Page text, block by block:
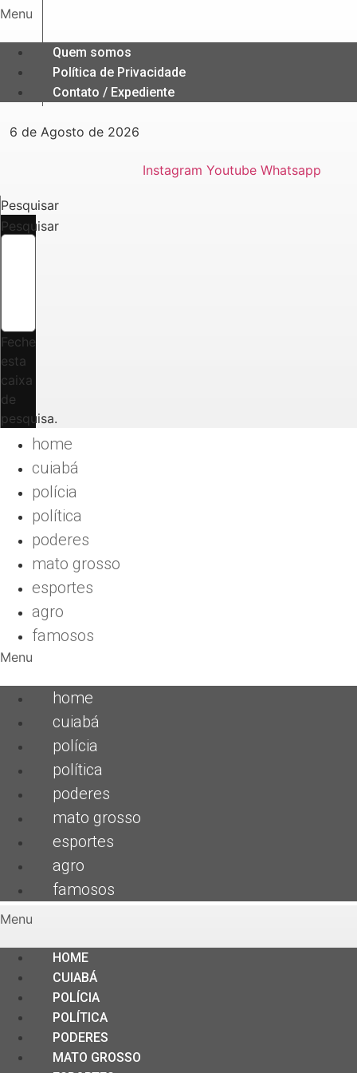
Ir
o
conteúdo
Menu
Quem somos
Política de Privacidade
Contato / Expediente
6 de Agosto de 2026
Instagram Youtube Whatsapp
Pesquisar
Pesquisar
Feche
esta
caixa
de
pesquisa.
home
cuiabá
polícia
política
poderes
mato grosso
esportes
agro
famosos
Menu
home
cuiabá
polícia
política
poderes
mato grosso
esportes
agro
famosos
Menu
HOME
CUIABÁ
POLÍCIA
POLÍTICA
PODERES
MATO GROSSO